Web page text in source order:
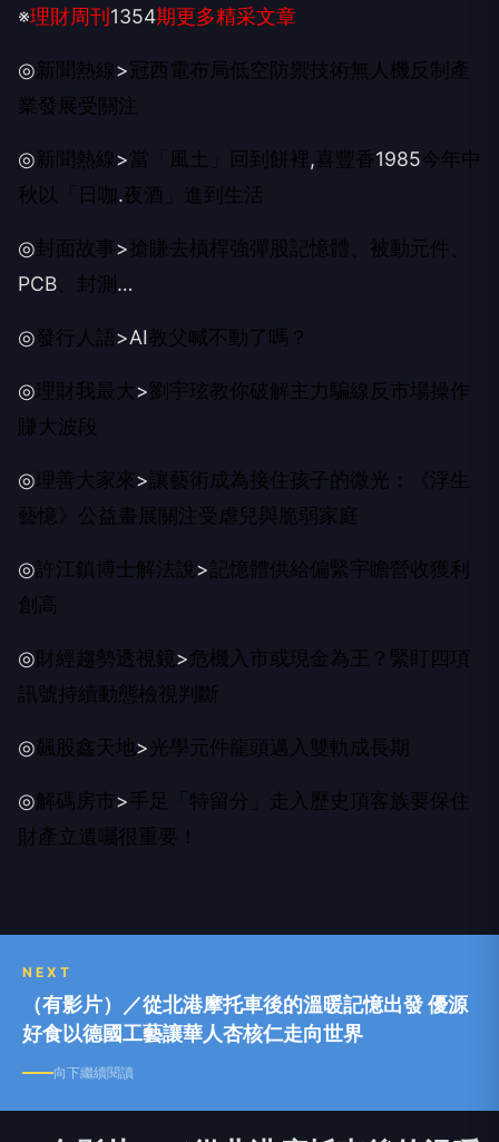
※理財周刊 1354期更多精采文章
◎新聞熱線>冠西電布局低空防禦技術無人機反制產
業發展受關注
◎新聞熱線>當「風土」回到餅裡, 喜豐香1985今年中
秋以「日咖.夜酒」進到生活
◎封面故事>搶賺去槓桿強彈股記憶體、被動元件、
PCB 、封測 …
◎發行人語>AI教父喊不動了嗎？
◎理財我最大>劉宇玹教你破解主力騙線 反市場操作
賺大波段
◎理善大家來>讓藝術成為接住孩子的微光：《浮生
藝憶》公益畫展關注受虐兒與脆弱家庭
◎許江鎮博士解法說>記憶體供給偏緊宇瞻營收獲利
創高
◎財經趨勢透視鏡>危機入市或現金為王？ 緊盯四項
訊號持續動態檢視判斷
◎飆股鑫天地> 光學元件龍頭邁入雙軌成長期
◎解碼房市>手足「特留分」走入歷史頂客族要保住
財產 立遺囑很重要！
NEXT
（有影片）／從北港摩托車後的溫暖記憶出發 優源
好食以德國工藝讓華人杏核仁走向世界
向下繼續閱讀